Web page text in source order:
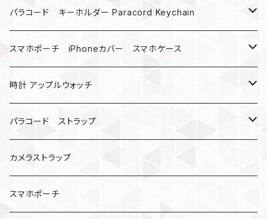
MAD MAX
バックル
バックル無し
シャックル
数珠
パラコード キーホルダー Paracord Keychain
ハロウィン
コンパス
ベルトループ
クボタン
キーケース
スマホポーチ iPhoneカバー スマホケース
楽天ミニ ケース
iPhone
時計 アップルウォッチ
カナビラウォッチ
腕時計
アップルウォッチ
パラコード ストラップ
サバイバルツール
カメラストラップ
スマホポーチ